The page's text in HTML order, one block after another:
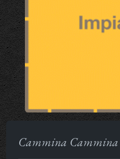
Cammina Cammina